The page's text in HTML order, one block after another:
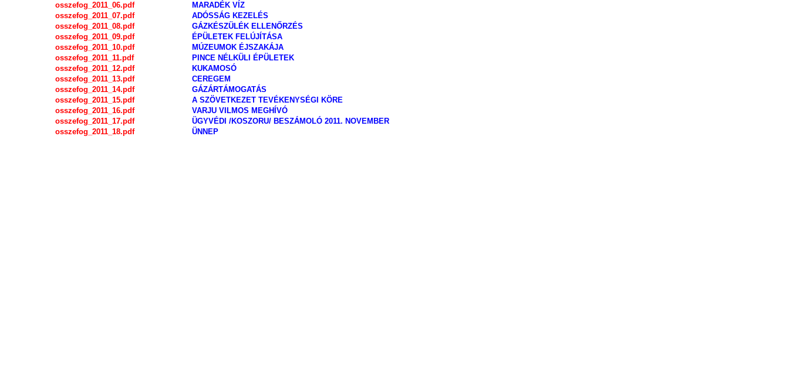
osszefog_2011_06.pdf
MARADÉK VÍZ
osszefog_2011_07.pdf
ADÓSSÁG KEZELÉS
osszefog_2011_08.pdf
GÁZKÉSZÜLÉK ELLENŐRZÉS
osszefog_2011_09.pdf
ÉPÜLETEK FELÚJÍTÁSA
osszefog_2011_10.pdf
MÚZEUMOK ÉJSZAKÁJA
osszefog_2011_11.pdf
PINCE NÉLKÜLI ÉPÜLETEK
osszefog_2011_12.pdf
KUKAMOSÓ
osszefog_2011_13.pdf
CEREGEM
osszefog_2011_14.pdf
GÁZÁRTÁMOGATÁS
osszefog_2011_15.pdf
A SZÖVETKEZET TEVÉKENYSÉGI KÖRE
osszefog_2011_16.pdf
VARJU VILMOS MEGHÍVÓ
osszefog_2011_17.pdf
ÜGYVÉDI /KOSZORU/ BESZÁMOLÓ 2011. NOVEMBER
osszefog_2011_18.pdf
ÜNNEP